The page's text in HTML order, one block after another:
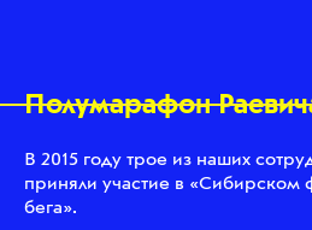
Полумарафон
В 2015 году трое из наших
приняли участие в «Сибирском
бега».